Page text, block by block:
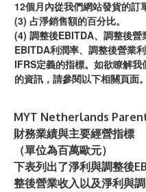
12個月內從我們網站發貨的訂
(3) 占淨銷售額的百分比。
(4) 調整後EBITDA、調整後
EBITDA利潤率、調整後營業
IFRS定義的指標。如欲瞭解
的資訊，請參閱以下相關頁面。
MYT Netherlands
財務業績與主要經營指標
（單位為百萬歐元）
下表列出了淨利與調整後
整後營業收入以及淨利與